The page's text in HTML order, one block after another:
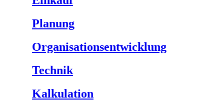
Planung
Organisationsentwicklung
Technik
Kalkulation